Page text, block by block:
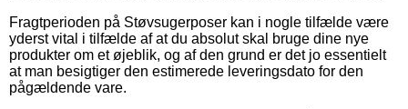
Fragtperioden på Støvsugerposer kan i nogle tilfælde være
yderst vital i tilfælde af at du absolut skal bruge dine nye
produkter om et øjeblik, og af den grund er det jo essentielt
at man besigtiger den estimerede leveringsdato for den
pågældende vare.